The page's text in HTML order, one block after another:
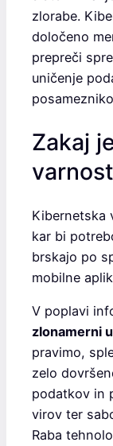
zlorabe.
določeno
prepreči
uničenje
Zakaj
Kibernetska
kar bi
brskajo po
mobilne
V poplavi
zlonamerni
pravimo,
zelo
podatkov in
virov ter
Raba